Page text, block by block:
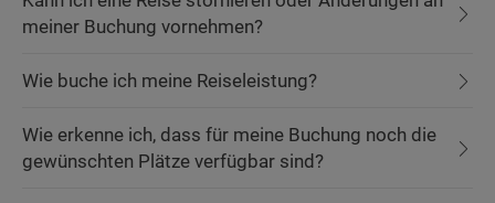
meiner Buchung vornehmen?
Wie buche ich meine Reiseleistung?
Wie erkenne ich, dass für meine Buchung noch die
gewünschten Plätze verfügbar sind?